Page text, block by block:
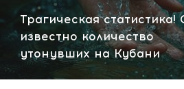
Трагическая статистика!
известно количество
утонувших на Кубани